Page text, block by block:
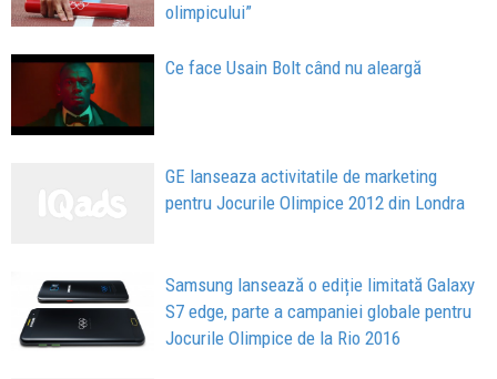
olimpicului”
Ce face Usain Bolt când nu aleargă
GE lanseaza activitatile de marketing
pentru Jocurile Olimpice 2012 din Londra
Samsung lansează o ediție limitată Galaxy
S7 edge, parte a campaniei globale pentru
Jocurile Olimpice de la Rio 2016